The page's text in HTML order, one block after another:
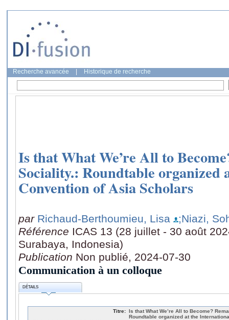
Recherche avancée Historique de recherche
Is that What We’re All to
Sociality.: Roundtable
Convention of Asia Scholars
par Richaud-Berthoumieu, Lisa
;Niazi,
Référence ICAS 13 (28 juillet - 30 août
Surabaya, Indonesia)
Publication Non publié, 2024-07-30
Communication à un colloque
DÉTAILS
Titre: Is that What We’re All to Become?
Roundtable organized at the